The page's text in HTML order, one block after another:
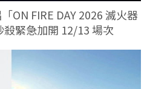
ON FIRE DAY 2026 滅火器
緊急加開 12/13 場次